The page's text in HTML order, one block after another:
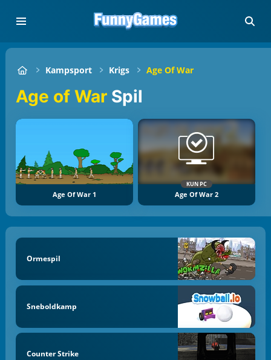
Kampsport Krigs Age Of War
Age of War Spil
Age Of War 1
KUN PC
Age Of War 2
Ormespil
Sneboldkamp
Counter Strike